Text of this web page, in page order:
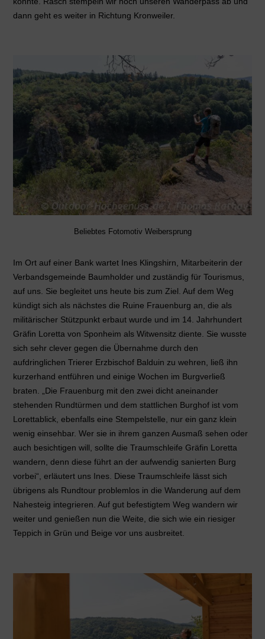
dann geht es weiter in Richtung Kronweiler.
Beliebtes Fotomotiv Weibersprung
Im Ort auf einer Bank wartet Ines Klingshirn, Mitarbeiterin der
Verbandsgemeinde Baumholder und zuständig für Tourismus,
auf uns. Sie begleitet uns heute bis zum Ziel. Auf dem Weg
kündigt sich als nächstes die Ruine Frauenburg an, die als
militärischer Stützpunkt erbaut wurde und im 14. Jahrhundert
Gräfin Loretta von Sponheim als Witwensitz diente. Sie wusste
sich sehr clever gegen die Übernahme durch den
aufdringlichen Trierer Erzbischof Balduin zu wehren, ließ ihn
kurzerhand entführen und einige Wochen im Burgverließ
braten. „Die Frauenburg mit den zwei dicht aneinander
stehenden Rundtürmen und dem stattlichen Burghof ist vom
Lorettablick, ebenfalls eine Stempelstelle, nur ein ganz klein
wenig einsehbar. Wer sie in ihrem ganzen Ausmaß sehen oder
auch besichtigen will, sollte die Traumschleife Gräfin Loretta
wandern, denn diese führt an der aufwendig sanierten Burg
vorbei“, erläutert uns Ines. Diese Traumschleife lässt sich
übrigens als Rundtour problemlos in die Wanderung auf dem
Nahesteig integrieren. Auf gut befestigtem Weg wandern wir
weiter und genießen nun die Weite, die sich wie ein riesiger
Teppich in Grün und Beige vor uns ausbreitet.